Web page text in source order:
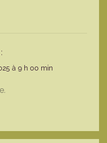
à 9 h 00 min